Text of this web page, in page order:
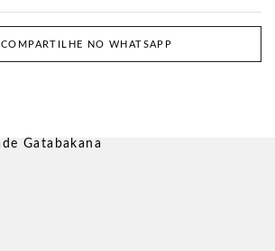
COMPARTILHE NO WHATSAPP